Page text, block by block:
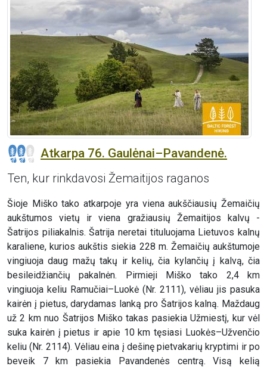
Atkarpa 76. Gaulėnai–Pavandenė.
Ten, kur rinkdavosi Žemaitijos raganos
Šioje Miško tako atkarpoje yra viena aukščiausių Žemaičių
aukštumos vietų ir viena gražiausių Žemaitijos kalvų -
Šatrijos piliakalnis. Šatrija neretai tituluojama Lietuvos kalnų
karaliene, kurios aukštis siekia 228 m. Žemaičių aukštumoje
vingiuoja daug mažų takų ir kelių, čia kylančių į kalvą, čia
besileidžiančių pakalnėn. Pirmieji Miško tako 2,4 km
vingiuoja keliu Ramučiai–Luokė (Nr. 2111), vėliau jis pasuka
kairėn į pietus, darydamas lanką pro Šatrijos kalną. Maždaug
už 2 km nuo Šatrijos Miško takas pasiekia Užmiestį, kur vėl
suka kairėn į pietus ir apie 10 km tęsiasi Luokės–Užvenčio
keliu (Nr. 2114). Vėliau eina į dešinę pietvakarių kryptimi ir po
beveik 7 km pasiekia Pavandenės centrą. Visą kelią